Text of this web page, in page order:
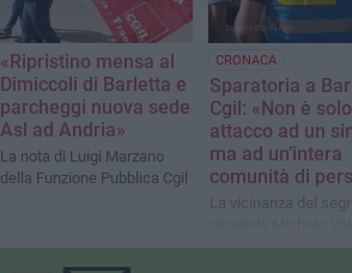
«Ripristino mensa al
Dimiccoli di Barletta e
parcheggi nuova sede
Asl ad Andria»
La nota di Luigi Marzano
della Funzione Pubblica Cgil
CRONACA
Sparatoria a
Cgil: «Non è
attacco ad un
ma ad un’intera
comunità di
La vicinanza del
generale Michele
Di Bari